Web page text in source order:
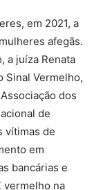
em 2021, a
afegãs.
a juíza Renata
Sinal Vermelho,
dos
de
vítimas de
em
bancárias e
vermelho na